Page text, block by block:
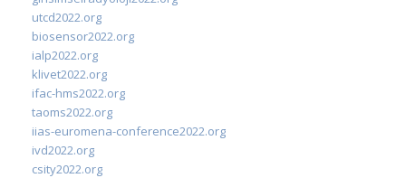
utcd2022.org
biosensor2022.org
ialp2022.org
klivet2022.org
ifac-hms2022.org
taoms2022.org
iias-euromena-conference2022.org
ivd2022.org
csity2022.org